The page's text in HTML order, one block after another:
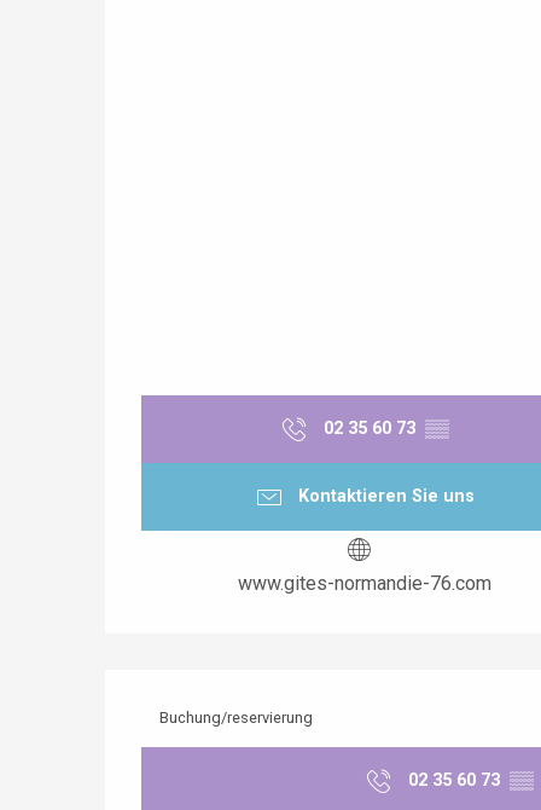
02 35 60 73 ▒▒
Kontaktieren Sie uns
www.gites-normandie-76.com
Buchung/reservierung
02 35 60 73 ▒▒